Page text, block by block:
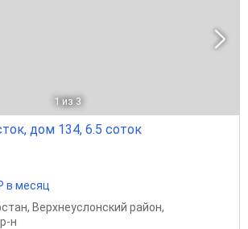
1 из 3
дом 134, 6.5 соток
в месяц
, Верхнеуслонский район,
н